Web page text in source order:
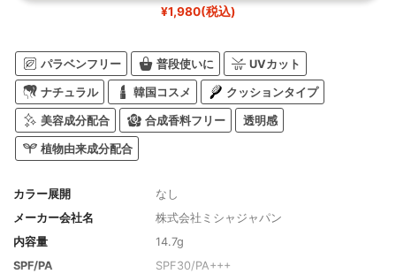
¥1,980(税込)
パラベンフリー 普段使いに UVカット
ナチュラル 韓国コスメ クッションタイプ
美容成分配合 合成香料フリー 透明感
植物由来成分配合
カラー展開
なし
メーカー会社名
株式会社ミシャジャパン
内容量
14.7g
SPF/PA
SPF30/PA+++